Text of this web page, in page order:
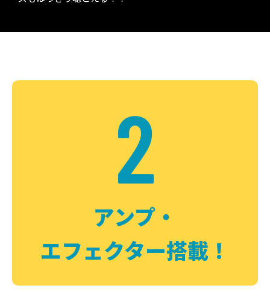
2
アンプ・
エフェクター搭載！